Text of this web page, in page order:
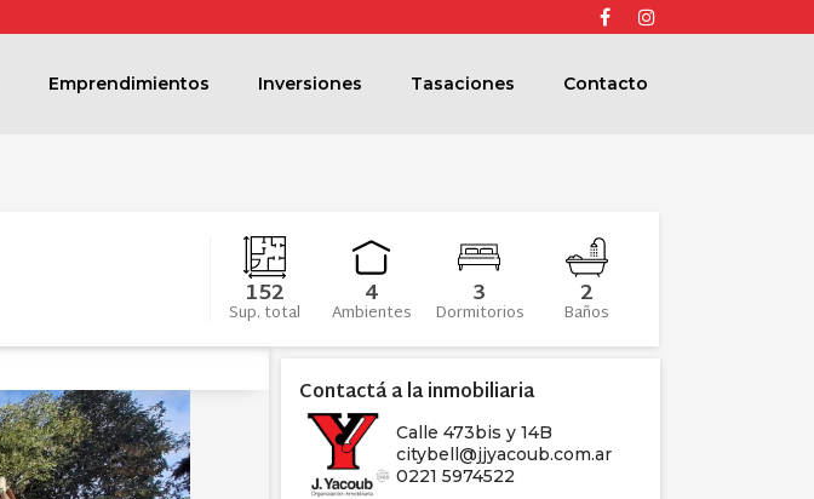
FacebookInstagram
Emprendimientos Inversiones Tasaciones Contacto
152
Sup. total 4
Ambientes 3
Dormitorios 2
Baños
Contactá a la inmobiliaria
Calle 473bis y 14B
citybell@jjyacoub.com.ar
0221 5974522